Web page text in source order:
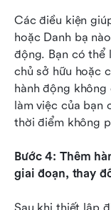
Các điều kiện
hoặc Danh bạ
động. Bạn có thể
chủ sở hữu hoặc
hành động
làm việc của bạn
thời điểm không
Bước 4: Thêm
giai đoạn, thay